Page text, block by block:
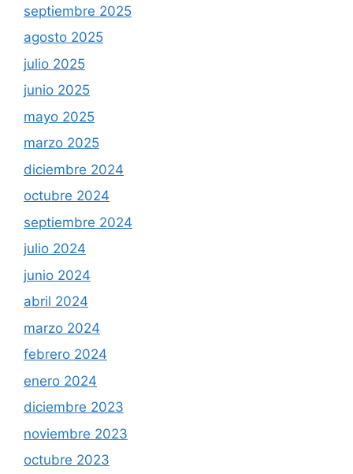
septiembre 2025
agosto 2025
julio 2025
junio 2025
mayo 2025
marzo 2025
diciembre 2024
octubre 2024
septiembre 2024
julio 2024
junio 2024
abril 2024
marzo 2024
febrero 2024
enero 2024
diciembre 2023
noviembre 2023
octubre 2023